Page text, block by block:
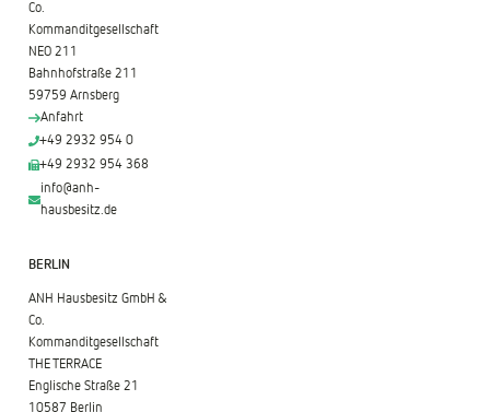
Co.
Kommanditgesellschaft
NEO 211
Bahnhofstraße 211
59759 Arnsberg
Anfahrt
+49 2932 954 0
+49 2932 954 368
info@anh-
hausbesitz.de
BERLIN
ANH Hausbesitz GmbH &
Co.
Kommanditgesellschaft
THE TERRACE
Englische Straße 21
10587 Berlin